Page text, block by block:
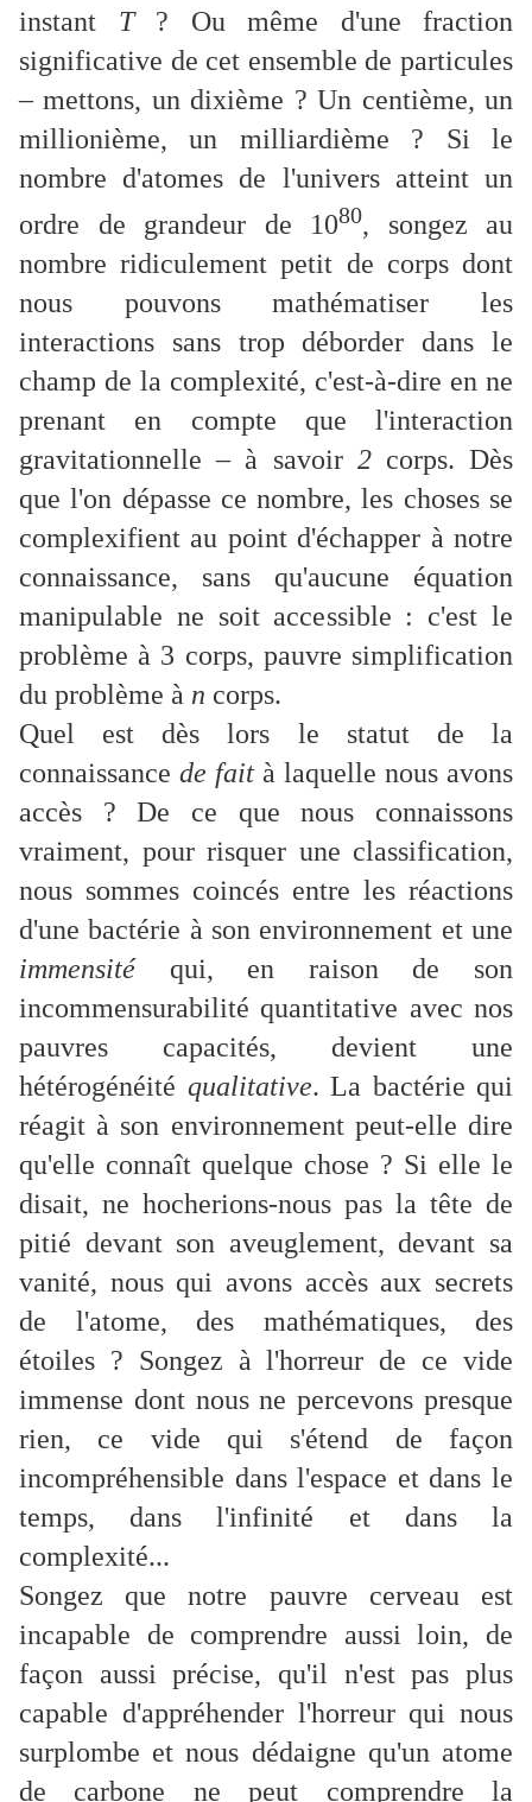
instant T ? Ou même d'une fraction
significative de cet ensemble de particules
– mettons, un dixième ? Un centième, un
millionième, un milliardième ? Si le
nombre d'atomes de l'univers atteint un
ordre de grandeur de 1080, songez au
nombre ridiculement petit de corps dont
nous pouvons mathématiser les
interactions sans trop déborder dans le
champ de la complexité, c'est-à-dire en ne
prenant en compte que l'interaction
gravitationnelle – à savoir 2corps. Dès
que l'on dépasse ce nombre, les choses se
complexifient au point d'échapper à notre
connaissance, sans qu'aucune équation
manipulable ne soit accessible : c'est le
problème à 3 corps, pauvre simplification
du problème à n corps.
Quel est dès lors le statut de la
connaissance de fait à laquelle nous avons
accès ? De ce que nous connaissons
vraiment, pour risquer une classification,
nous sommes coincés entre les réactions
d'une bactérie à son environnement et une
immensitéqui, en raison de son
incommensurabilité quantitative avec nos
pauvres capacités, devient une
hétérogénéité qualitative. La bactérie qui
réagit à son environnement peut-elle dire
qu'elle connaît quelque chose ? Si elle le
disait, ne hocherions-nous pas la tête de
pitié devant son aveuglement, devant sa
vanité, nous qui avons accès aux secrets
de l'atome, des mathématiques, des
étoiles ? Songez à l'horreur de ce vide
immense dont nous ne percevons presque
rien, ce vide qui s'étend de façon
incompréhensible dans l'espace et dans le
temps, dans l'infinité et dans la
complexité...
Songez que notre pauvre cerveau est
incapable de comprendre aussi loin, de
façon aussi précise, qu'il n'est pas plus
capable d'appréhender l'horreur qui nous
surplombe et nous dédaigne qu'un atome
de carbone ne peut comprendre la